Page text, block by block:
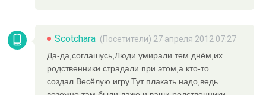
Scotchara (Посетители) 27 апреля 2012 07:27
Да-да,соглашусь,Люди умирали тем днём,их
родственники страдали при этом,а кто-то
создал Весёлую игру.Тут плакать надо,ведь